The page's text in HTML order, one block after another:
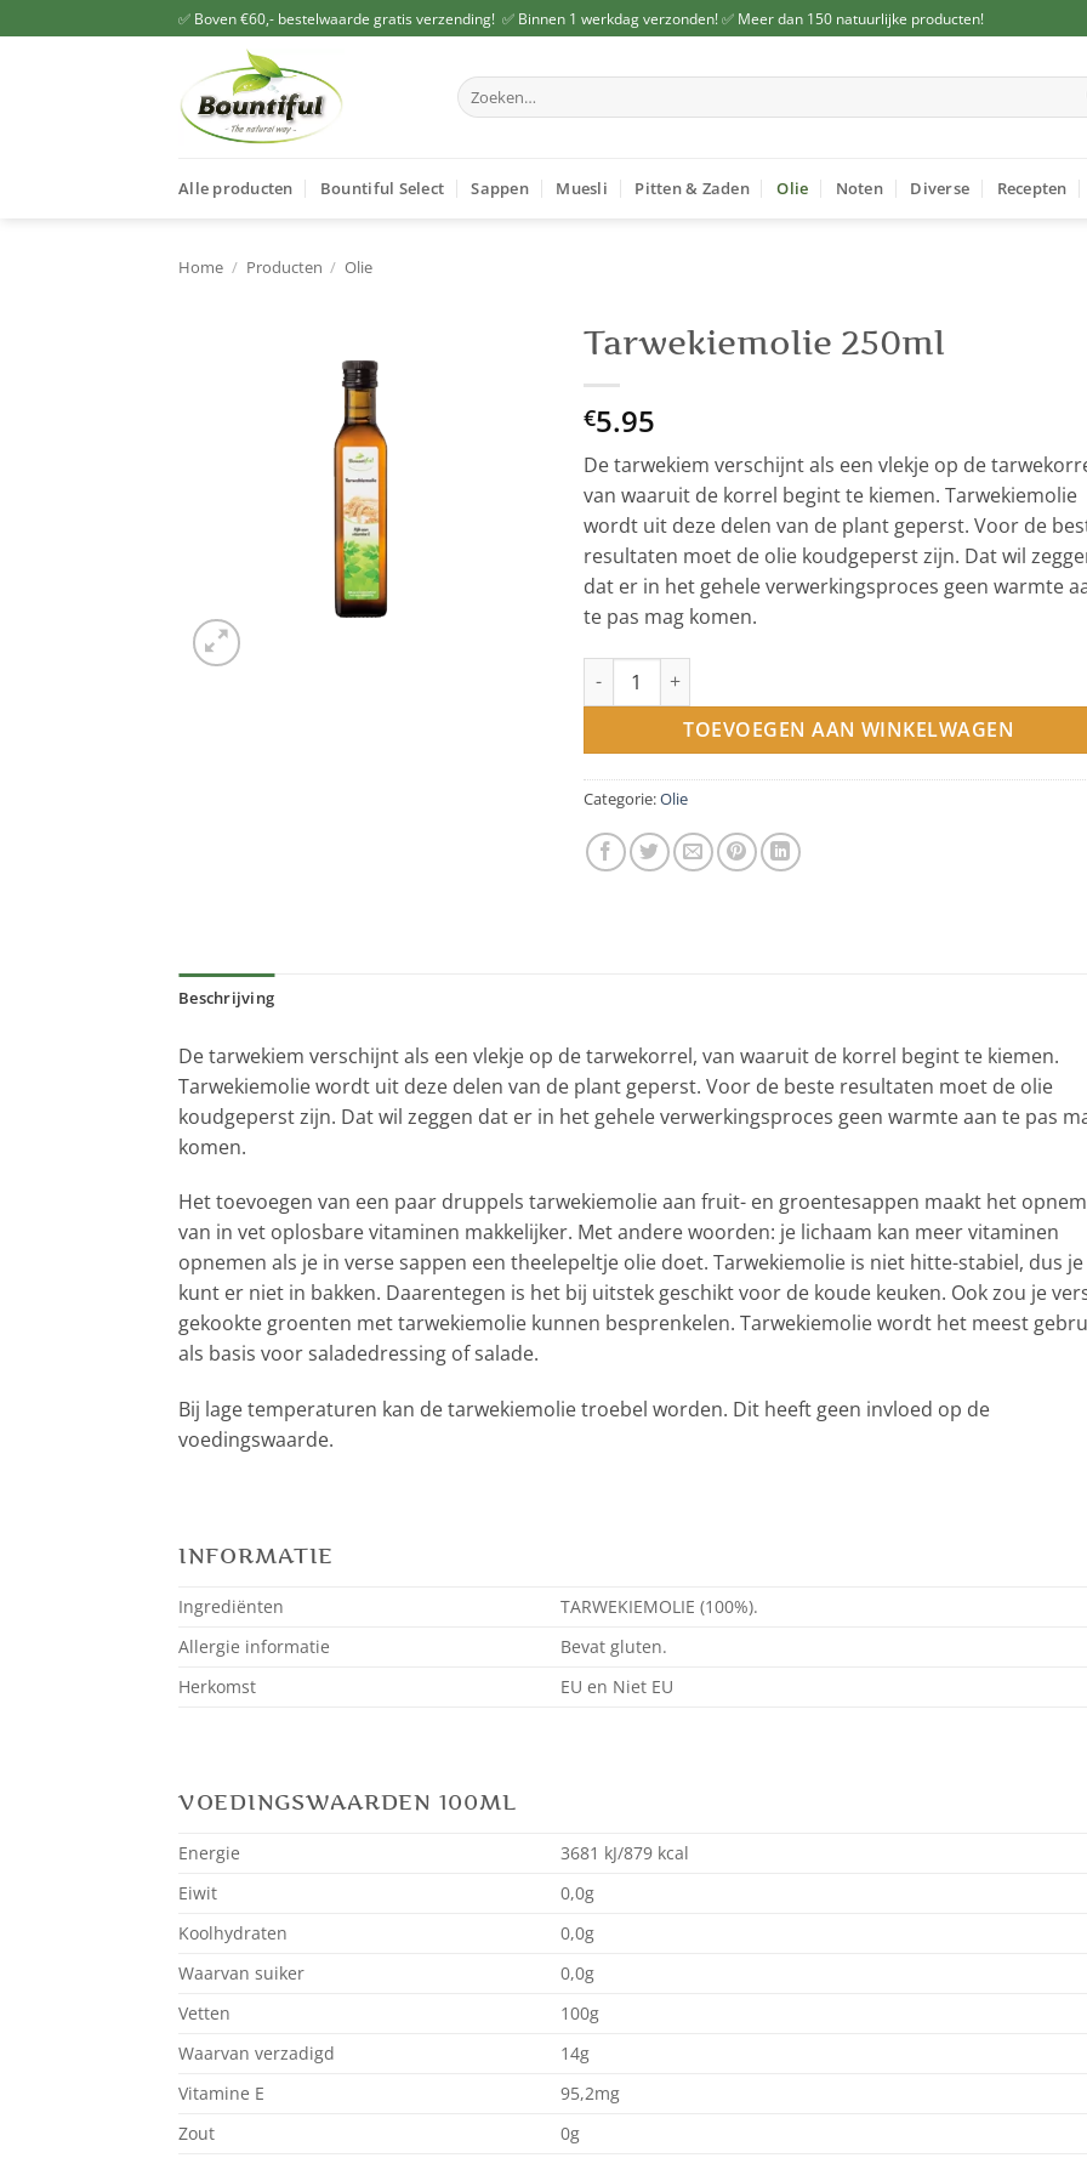
naar
✅ Boven €60,- bestelwaarde gratis verzending! ✅ Binnen 1 werkdag verzonden! ✅ Meer dan 150 natuurlijke producten!
Zoeken
naar:
Alle producten Bountiful Select Sappen Muesli Pitten & Zaden Olie Noten Diverse Recepten
Home / Producten / Olie
Tarwekiemolie 250ml
€5.95
De tarwekiem verschijnt als een vlekje op de
van waaruit de korrel begint te kiemen. Tarwekiemolie
wordt uit deze delen van de plant geperst. Voor de
resultaten moet de olie koudgeperst zijn. Dat wil
dat er in het gehele verwerkingsproces geen warmte
te pas mag komen.
Tarwekiemolie 250ml aantal
TOEVOEGEN AAN WINKELWAGEN
Categorie:Olie
Beschrijving
De tarwekiem verschijnt als een vlekje op de tarwekorrel, van waaruit de korrel begint te kiemen.
Tarwekiemolie wordt uit deze delen van de plant geperst. Voor de beste resultaten moet de olie
koudgeperst zijn. Dat wil zeggen dat er in het gehele verwerkingsproces geen warmte aan te pas
komen.
Het toevoegen van een paar druppels tarwekiemolie aan fruit- en groentesappen maakt het
van in vet oplosbare vitaminen makkelijker. Met andere woorden: je lichaam kan meer vitaminen
opnemen als je in verse sappen een theelepeltje olie doet. Tarwekiemolie is niet hitte-stabiel, dus je
kunt er niet in bakken. Daarentegen is het bij uitstek geschikt voor de koude keuken. Ook zou je
gekookte groenten met tarwekiemolie kunnen besprenkelen. Tarwekiemolie wordt het meest
als basis voor saladedressing of salade.
Bij lage temperaturen kan de tarwekiemolie troebel worden. Dit heeft geen invloed op de
voedingswaarde.
INFORMATIE
Ingrediënten
TARWEKIEMOLIE (100%).
Allergie informatie
Bevat gluten.
Herkomst
EU en Niet EU
VOEDINGSWAARDEN 100ML
Energie
3681 kJ/879 kcal
Eiwit
0,0g
Koolhydraten
0,0g
Waarvan suiker
0,0g
Vetten
100g
Waarvan verzadigd
14g
Vitamine E
95,2mg
Zout
0g